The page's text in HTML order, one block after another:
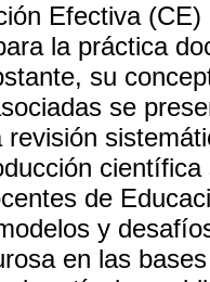
Efectiva
la práctica
su
se
revisión
de
y
en las